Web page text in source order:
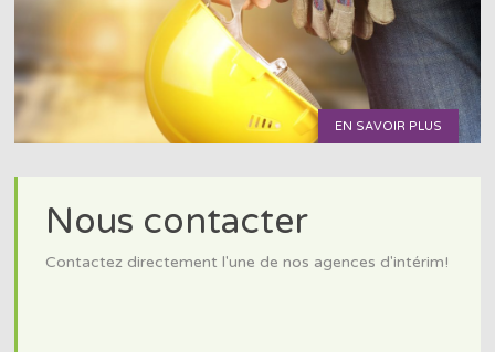
EN SAVOIR PLUS
Nous contacter
Contactez directement l'une de nos agences d'intérim!